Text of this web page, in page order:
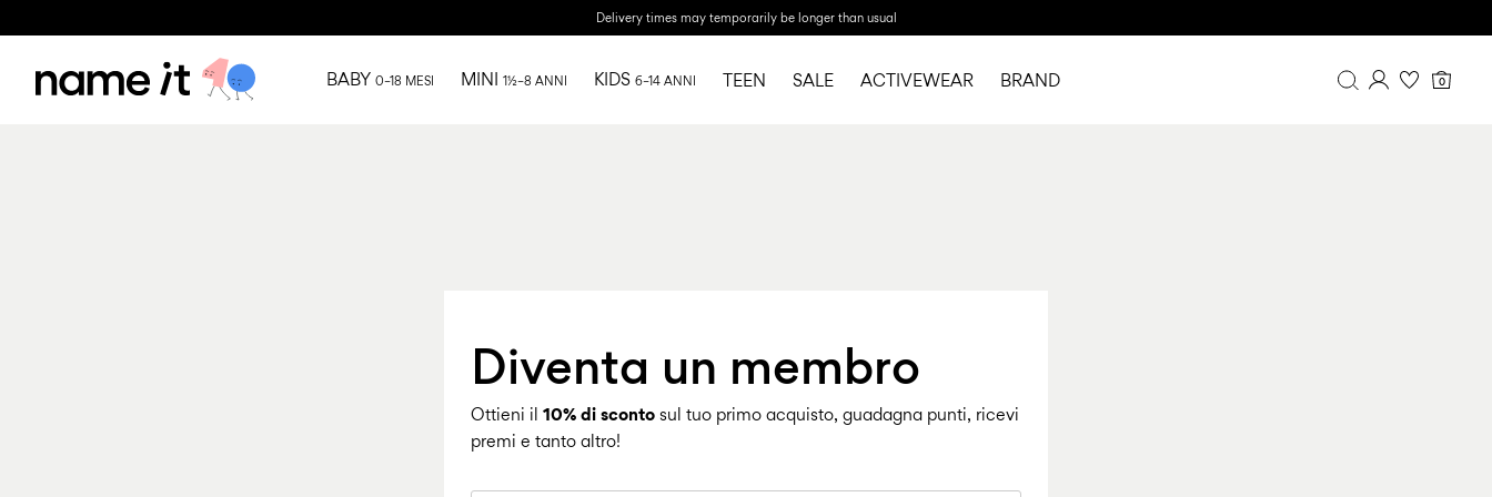
Delivery times may temporarily be longer than usual
0
BABY 0–18 MESI MINI 1½–8 ANNI KIDS 6–14 ANNI TEEN SALE ACTIVEWEAR BRAND
Diventa un membro
Ottieni il 10% di sconto sul tuo primo acquisto, guadagna punti, ricevi
premi e tanto altro!